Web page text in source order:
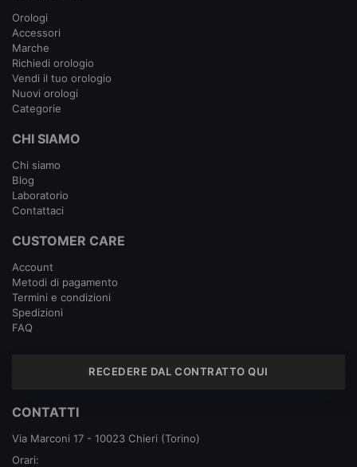
Orologi
Accessori
Marche
Richiedi orologio
Vendi il tuo orologio
Nuovi orologi
Categorie
CHI SIAMO
Chi siamo
Blog
Laboratorio
Contattaci
CUSTOMER CARE
Account
Metodi di pagamento
Termini e condizioni
Spedizioni
FAQ
RECEDERE DAL CONTRATTO QUI
CONTATTI
Via Marconi 17 - 10023 Chieri (Torino)
Orari: